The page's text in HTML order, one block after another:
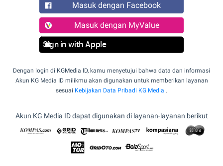
Masuk dengan Facebook
Masuk dengan MyValue
Sign in with Apple
Dengan login di KGMedia ID, kamu menyetujui bahwa data dan informasi
Akun KG Media ID milikmu akan digunakan untuk memberikan layanan
sesuai Kebijakan Data Pribadi KG Media .
Akun KG Media ID dapat digunakan di layanan-layanan berikut